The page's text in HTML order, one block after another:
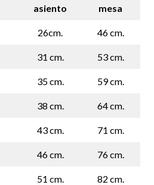
asiento
mesa
26cm. 46 cm.
31 cm. 53 cm.
35 cm. 59 cm.
38 cm. 64 cm.
43 cm. 71 cm.
46 cm. 76 cm.
51 cm. 82 cm.